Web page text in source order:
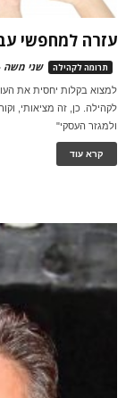
עזרה למחפשי
תרומה לקהילה שני משה
למצוא בקלות יחסית את
לקהילה. כן, זה מציאותי,
ולמגזר העסקי"
קרא עוד